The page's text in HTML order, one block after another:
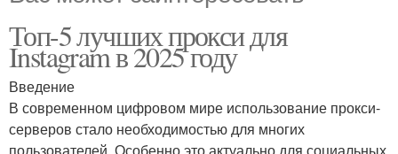
Топ-5 лучших прокси для
Instagram в 2025 году
Введение
В современном цифровом мире использование прокси-
серверов стало необходимостью для многих